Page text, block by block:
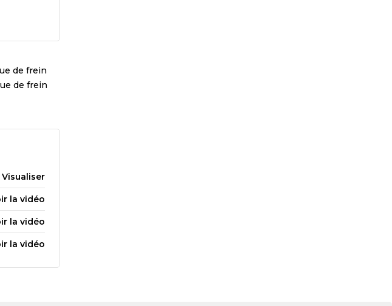
de frein
de frein
Visualiser
la vidéo
la vidéo
la vidéo